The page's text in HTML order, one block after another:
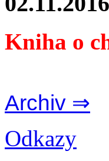
Kniha o
Archiv ⇒
Odkazy